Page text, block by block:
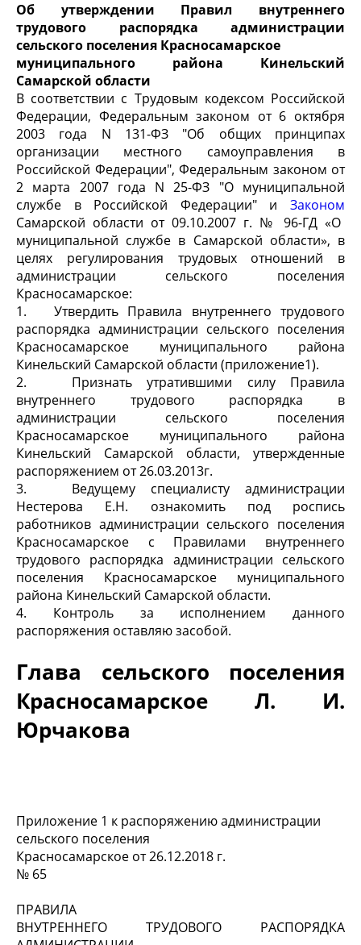
Об утверждении Правил внутреннего
трудового распорядка администрации
сельского поселения Красносамарское
муниципального района Кинельский
Самарской области
В соответствии с Трудовым кодексом Российской
Федерации, Федеральным законом от 6 октября
2003 года N 131-ФЗ "Об общих принципах
организации местного самоуправления в
Российской Федерации", Федеральным законом от
2 марта 2007 года N 25-ФЗ "О муниципальной
службе в Российской Федерации" и Законом
Самарской области от 09.10.2007 г. № 96-ГД «О
муниципальной службе в Самарской области», в
целях регулирования трудовых отношений в
администрации сельского поселения
Красносамарское:
1.
Утвердить Правила внутреннего трудового
распорядка администрации сельского поселения
Красносамарское муниципального района
Кинельский Самарской области (приложение1).
2.
Признать утратившими силу Правила
внутреннего трудового распорядка в
администрации сельского поселения
Красносамарское муниципального района
Кинельский Самарской области, утвержденные
распоряжением от 26.03.2013г.
3.
Ведущему специалисту администрации
Нестерова Е.Н. ознакомить под роспись
работников администрации сельского поселения
Красносамарское с Правилами внутреннего
трудового распорядка администрации сельского
поселения Красносамарское муниципального
района Кинельский Самарской области.
4.
Контроль за исполнением данного
распоряжения оставляю засобой.
Глава сельского поселения
Красносамарское
Л. И.
Юрчакова
Приложение 1 к распоряжению администрации
сельского поселения
Красносамарское от 26.12.2018 г.
№ 65
ПРАВИЛА
ВНУТРЕННЕГО ТРУДОВОГО РАСПОРЯДКА